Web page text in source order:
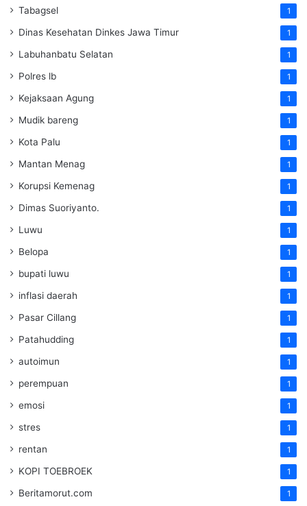
Tabagsel 1
Dinas Kesehatan Dinkes Jawa Timur 1
Labuhanbatu Selatan 1
Polres lb 1
Kejaksaan Agung 1
Mudik bareng 1
Kota Palu 1
Mantan Menag 1
Korupsi Kemenag 1
Dimas Suoriyanto. 1
Luwu 1
Belopa 1
bupati luwu 1
inflasi daerah 1
Pasar Cillang 1
Patahudding 1
autoimun 1
perempuan 1
emosi 1
stres 1
rentan 1
KOPI TOEBROEK 1
Beritamorut.com 1